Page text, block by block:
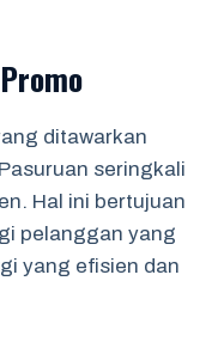
ditawarkan
seringkali
Hal ini bertujuan
pelanggan yang
yang efisien dan